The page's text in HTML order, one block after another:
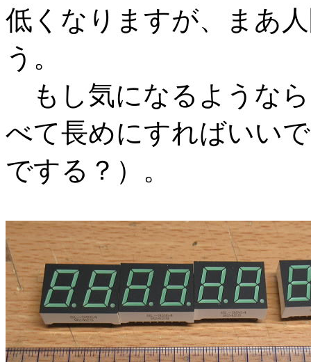
低くなりますが、まあ
う。
もし気になるような
べて長めにすればいい
でする？）。